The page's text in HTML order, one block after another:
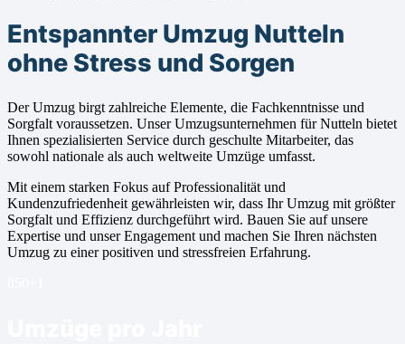
Entspannter Umzug Nutteln
ohne Stress und Sorgen
Der Umzug birgt zahlreiche Elemente, die Fachkenntnisse und
Sorgfalt voraussetzen. Unser Umzugsunternehmen für Nutteln bietet
Ihnen spezialisierten Service durch geschulte Mitarbeiter, das
sowohl nationale als auch weltweite Umzüge umfasst.
Mit einem starken Fokus auf Professionalität und
Kundenzufriedenheit gewährleisten wir, dass Ihr Umzug mit größter
Sorgfalt und Effizienz durchgeführt wird. Bauen Sie auf unsere
Expertise und unser Engagement und machen Sie Ihren nächsten
Umzug zu einer positiven und stressfreien Erfahrung.